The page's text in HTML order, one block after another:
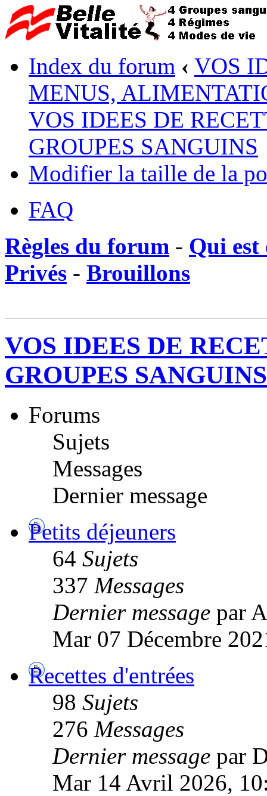
Index du forum ‹ VOS
MENUS,
VOS IDEES DE
GROUPES SANGUINS
Modifier la taille de la
FAQ
Règles du forum - Qui est
Privés - Brouillons
VOS IDEES DE
GROUPES SANGUINS
Forums
Sujets
Messages
Dernier message
Petits déjeuners
64 Sujets
337 Messages
Dernier message par
Mar 07 Décembre
Recettes d'entrées
98 Sujets
276 Messages
Dernier message par
Mar 14 Avril 2026,